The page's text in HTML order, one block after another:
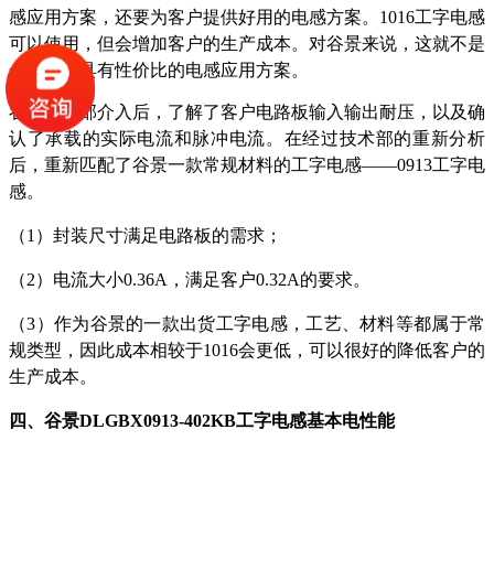
感应用方案，还要为客户提供好用的电感方案。1016工字电感
可以使用，但会增加客户的生产成本。对谷景来说，这就不是
一个非常具有性价比的电感应用方案。
谷景技术部介入后，了解了客户电路板输入输出耐压，以及确
认了承载的实际电流和脉冲电流。在经过技术部的重新分析
后，重新匹配了谷景一款常规材料的工字电感——0913工字电
感。
（1） 封装尺寸满足电路板的需求；
（2） 电流大小0.36A，满足客户0.32A的要求。
（3） 作为谷景的一款出货工字电感，工艺、材料等都属于常
规类型，因此成本相较于1016会更低，可以很好的降低客户的
生产成本。
四、 谷景DLGBX0913-402KB工字电感基本电性能